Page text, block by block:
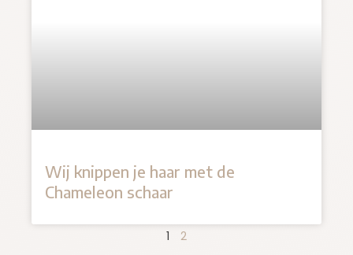
Wij knippen je haar met de
Chameleon schaar
1 2